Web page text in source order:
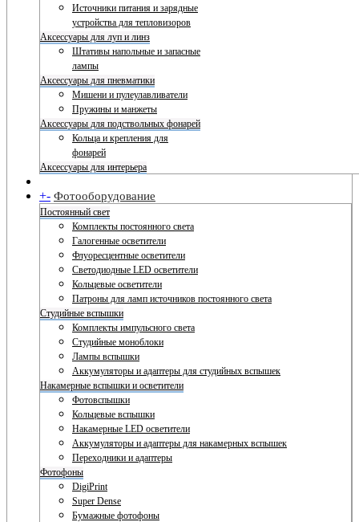
Источники питания и зарядные
устройства для тепловизоров
Аксессуары для луп и линз
Штативы напольные и запасные
лампы
Аксессуары для пневматики
Мишени и пулеулавливатели
Пружины и манжеты
Аксессуары для подствольных фонарей
Кольца и крепления для
фонарей
Аксессуары для интерьера
+- Фотооборудование
Постоянный свет
Комплекты постоянного света
Галогенные осветители
Флуоресцентные осветители
Светодиодные LED осветители
Кольцевые осветители
Патроны для ламп источников постоянного света
Студийные вспышки
Комплекты импульсного света
Студийные моноблоки
Лампы вспышки
Аккумуляторы и адаптеры для студийных вспышек
Накамерные вспышки и осветители
Фотовспышки
Кольцевые вспышки
Накамерные LED осветители
Аккумуляторы и адаптеры для накамерных вспышек
Переходники и адаптеры
Фотофоны
DigiPrint
Super Dense
Бумажные фотофоны